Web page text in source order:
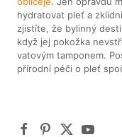
hydratovat pleť a
zjistíte, že bylinný
když jej pokožka
vatovým tamponem.
přírodní péči o pleť